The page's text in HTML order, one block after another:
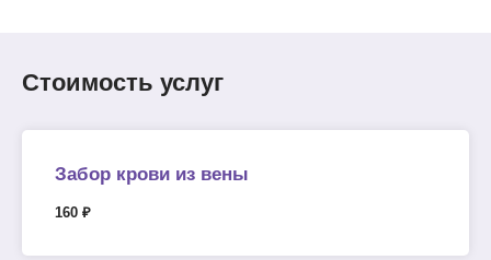
Стоимость услуг
Забор крови из вены
160 ₽